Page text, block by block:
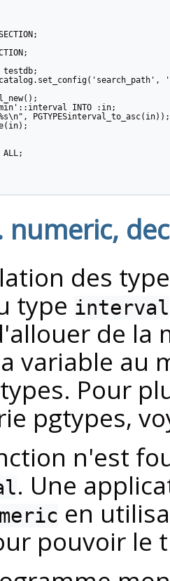
testdb;
INTO :in;
PGTYPESinterval_to_asc(in));
ALL;
numeric,
des
type interval
de la
variable au
Pour
pgtypes,
n'est
. Une
en
pouvoir le